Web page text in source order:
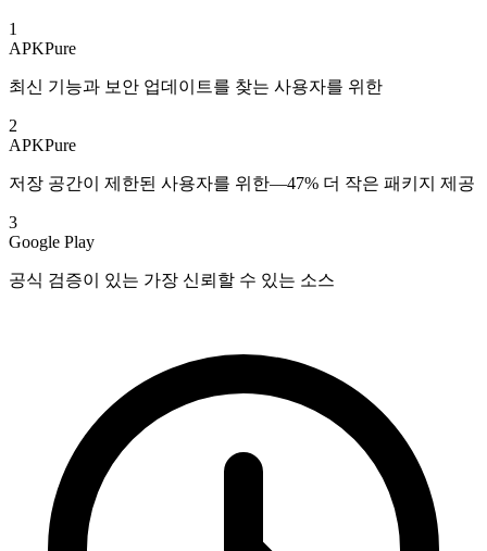
1
APKPure
최신 기능과 보안 업데이트를 찾는 사용자를 위한
2
APKPure
저장 공간이 제한된 사용자를 위한—47% 더 작은 패키지 제공
3
Google Play
공식 검증이 있는 가장 신뢰할 수 있는 소스